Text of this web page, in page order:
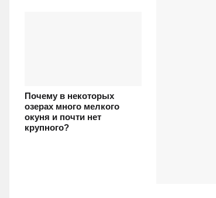
Почему в некоторых
озерах много мелкого
окуня и почти нет
крупного?